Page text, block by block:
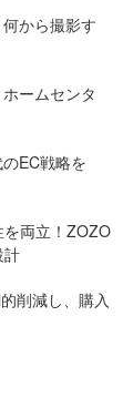
から撮影す
ームセンタ
EC戦略を
を両立！ZOZO
計
削減し、購入